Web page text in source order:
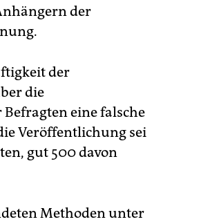
der
der
die
eine falsche
Veröffentlichung sei
gut 500 davon
Methoden unter